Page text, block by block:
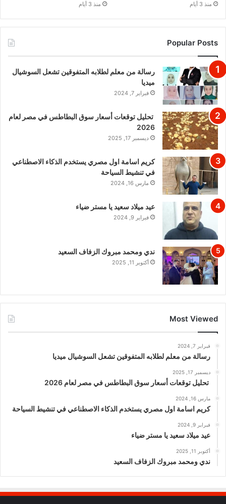
منذ 3 أيام منذ 3 أيام
Popular Posts
رسالة من معلم لطلابه المتفوقين تشعل السوشيال
ميديا
فبراير 7, 2024
تحليل توقعات أسعار سوق البطاطس في مصر لعام
2026
ديسمبر 17, 2025
كريم اسامة اول مصري يستخدم الذكاء الاصطناعي
في تنشيط السياحة
مارس 16, 2024
عيد ميلاد سعيد يا مستر ضياء
فبراير 9, 2024
ندي ومحمد مبروك الزفاف السعيد
أكتوبر 11, 2025
Most Viewed
فبراير 7, 2024
رسالة من معلم لطلابه المتفوقين تشعل السوشيال ميديا
ديسمبر 17, 2025
تحليل توقعات أسعار سوق البطاطس في مصر لعام 2026
مارس 16, 2024
كريم اسامة اول مصري يستخدم الذكاء الاصطناعي في تنشيط السياحة
فبراير 9, 2024
عيد ميلاد سعيد يا مستر ضياء
أكتوبر 11, 2025
ندي ومحمد مبروك الزفاف السعيد